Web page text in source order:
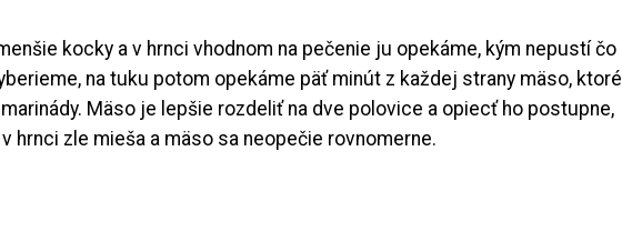
kocky a v hrnci vhodnom na pečenie ju opekáme, kým nepustí čo
na tuku potom opekáme päť minút z každej strany mäso, ktoré
Mäso je lepšie rozdeliť na dve polovice a opiecť ho postupne,
hrnci zle mieša a mäso sa neopečie rovnomerne.